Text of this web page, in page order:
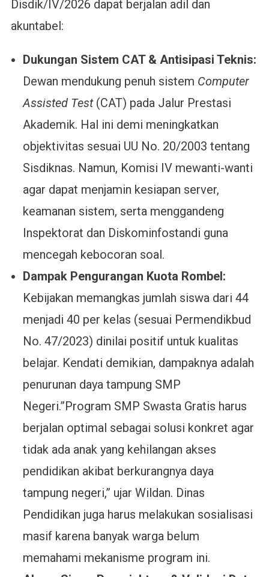
Disdik/IV/2026 dapat berjalan adil dan
akuntabel:
Dukungan Sistem CAT & Antisipasi Teknis:
Dewan mendukung penuh sistem Computer
Assisted Test(CAT) pada Jalur Prestasi
Akademik. Hal ini demi meningkatkan
objektivitas sesuai UU No. 20/2003 tentang
Sisdiknas. Namun, Komisi IV mewanti-wanti
agar dapat menjamin kesiapan server,
keamanan sistem, serta menggandeng
Inspektorat dan Diskominfostandi guna
mencegah kebocoran soal.
Dampak Pengurangan Kuota Rombel:
Kebijakan memangkas jumlah siswa dari 44
menjadi 40 per kelas (sesuai Permendikbud
No. 47/2023) dinilai positif untuk kualitas
belajar. Kendati demikian, dampaknya adalah
penurunan daya tampung SMP
Negeri.”Program SMP Swasta Gratis harus
berjalan optimal sebagai solusi konkret agar
tidak ada anak yang kehilangan akses
pendidikan akibat berkurangnya daya
tampung negeri,” ujar Wildan. Dinas
Pendidikan juga harus melakukan sosialisasi
masif karena banyak warga belum
memahami mekanisme program ini.